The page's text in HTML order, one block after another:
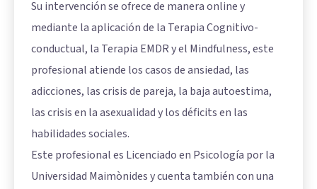
Su intervención se ofrece de manera online y
mediante la aplicación de la Terapia Cognitivo-
conductual, la Terapia EMDR y el Mindfulness, este
profesional atiende los casos de ansiedad, las
adicciones, las crisis de pareja, la baja autoestima,
las crisis en la asexualidad y los déficits en las
habilidades sociales.
Este profesional es Licenciado en Psicología por la
Universidad Maimònides y cuenta también con una